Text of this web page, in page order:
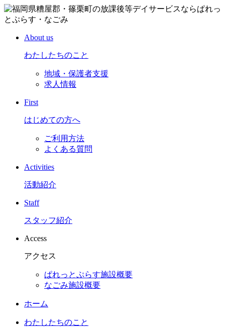
About us
わたしたちのこと
地域・保護者支援
求人情報
First
はじめての方へ
ご利用方法
よくある質問
Activities
活動紹介
Staff
スタッフ紹介
Access
アクセス
ぱれっとぷらす施設概要
なごみ施設概要
ホーム
わたしたちのこと